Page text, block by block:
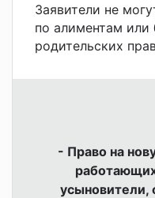
Заявители не
по алиментам
родительских
- Право на
усыновители,